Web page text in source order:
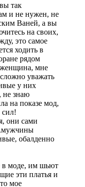
так
и не нужен, не
Ваней, а вы
на своих,
это самое
ходить в
рядом
женщина, мне
уважать
у них
не знаю
на показе мод,
сил!
они сами
обалденно
в моде, им шьют
эти платья и
мое